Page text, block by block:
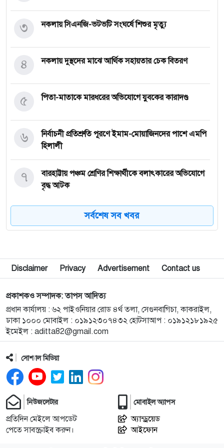
নকলায় সিএনজি-ভটভটি সংঘর্ষে শিশুর মৃত্যু
৩
নকলায় দুস্থদের মাঝে আর্থিক সহায়তার চেক বিতরণ
৪
পিতা-মাতাকে মারধরের অভিযোগে যুবকের কারাদণ্ড
৫
নির্বাচনী প্রতিশ্রুতি পূরণে ইমাম-মোয়াজিনদের পাশে এমপি
হিলালী
৬
বারহাট্টায় পঞ্চম শ্রেণির শিক্ষার্থীকে বলাৎকারের অভিযোগে
বৃদ্ধ আটক
৭
মসজিদে যাওয়ার পথে সড়ক দুর্ঘটনায় নিহত ১
র‌্যাবের হাতে গ্রেপ্তার
গফরগাঁও রেলস্টেশনের কাছে জামালপুর কমিউটারের ৫
বগি লাইনচ্যুত, ট্রেন চলাচল বন্ধ
১০
রাষ্ট্রপতি নির্বাচন: বিএনপি প্রার্থী চূড়ান্ত করেনি, জামায়াতের
বৈঠক কাল
১১
ছয় মাসে অনেক খেয়েছেন, মনে হচ্ছে দলটাকেই খেয়ে
ফেলবেন: বিএনপির এমপি রফিকুল ইসলাম
১২
কিশোরগঞ্জবাসীর জন্য চাকরির সুযোগ, বাণিজ্য উত্তীর্ণ, পদ
৬৮
১৩
সর্বশেষ সব খবর
Disclaimer Privacy Advertisement Contact us
প্রকাশকও সম্পাদক: তাপস আদিত্য
প্রধান কার্যালয় : ৬২ পাইওনিয়ার রোড ৪র্থ তলা, সেগুনবাগিচা, কাকরাইল,
ঢাকা ১০০০ মোবাইল : ০১৯১২৩০৭৪৩২ হোটসাআপ : ০১৯১২১৮১৯২৫
ইমেইল : aditta82@gmail.com
সোশ্যাল মিডিয়া
নিউজলেটার
প্রতিদিন মেইলে আপডেট
পেতে সাবস্ক্রাইব করুন।
মোবাইল অ্যাপস
অ্যান্ড্রয়েড
আইফোন